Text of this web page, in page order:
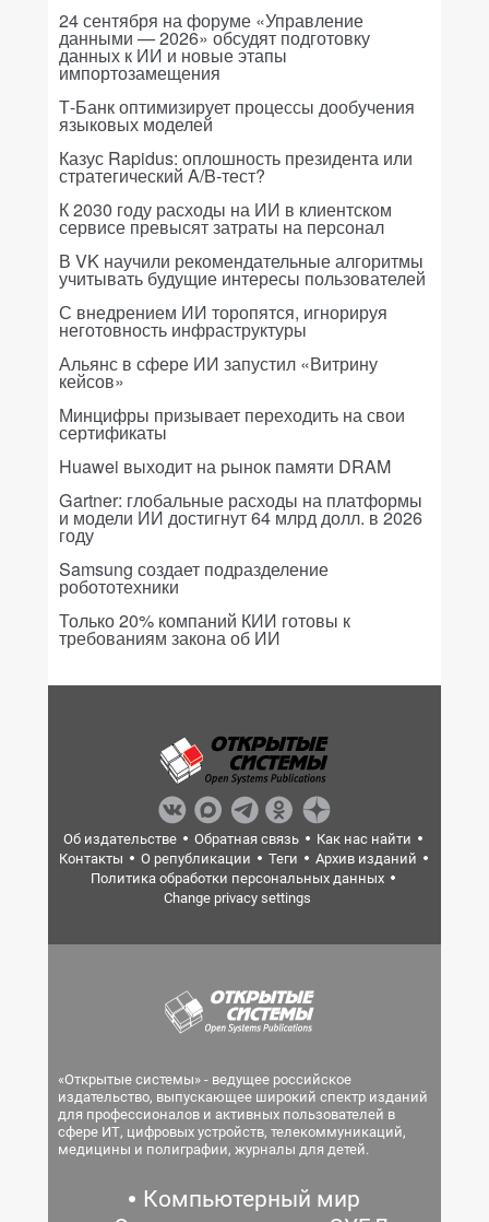
24 сентября на форуме «Управление
данными — 2026» обсудят подготовку
данных к ИИ и новые этапы
импортозамещения
Т-Банк оптимизирует процессы дообучения
языковых моделей
Казус Rapidus: оплошность президента или
стратегический A/B-тест?
К 2030 году расходы на ИИ в клиентском
сервисе превысят затраты на персонал
В VK научили рекомендательные алгоритмы
учитывать будущие интересы пользователей
С внедрением ИИ торопятся, игнорируя
неготовность инфраструктуры
Альянс в сфере ИИ запустил «Витрину
кейсов»
Минцифры призывает переходить на свои
сертификаты
Huawei выходит на рынок памяти DRAM
Gartner: глобальные расходы на платформы
и модели ИИ достигнут 64 млрд долл. в 2026
году
Samsung создает подразделение
робототехники
Только 20% компаний КИИ готовы к
требованиям закона об ИИ
Об издательстве Обратная связь
Как нас найти
Контакты
О републикации Теги
Архив изданий
Политика обработки персональных данных
Change privacy settings
«Открытые системы» - ведущее российское
издательство, выпускающее широкий спектр изданий
для профессионалов и активных пользователей в
сфере ИТ, цифровых устройств, телекоммуникаций,
медицины и полиграфии, журналы для детей.
Компьютерный мир